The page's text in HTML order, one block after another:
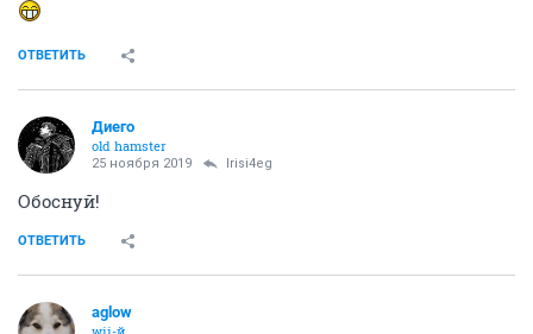
ОТВЕТИТЬ
Диего
old hamster
25 ноября 2019 Irisi4eg
Обоснуй!
ОТВЕТИТЬ
aglow